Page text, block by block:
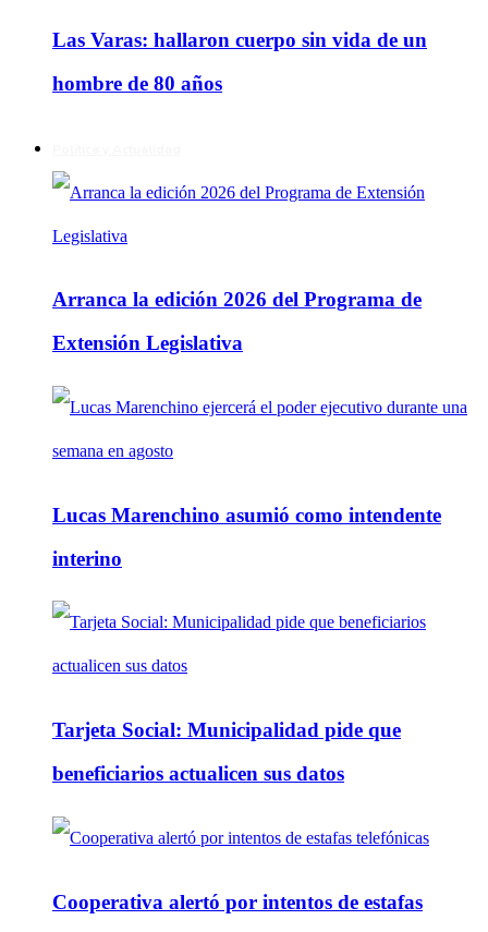
Las Varas: hallaron cuerpo sin vida de un
hombre de 80 años
Arranca la edición 2026 del Programa de
Extensión Legislativa
Lucas Marenchino asumió como intendente
interino
Tarjeta Social: Municipalidad pide que
beneficiarios actualicen sus datos
Cooperativa alertó por intentos de estafas